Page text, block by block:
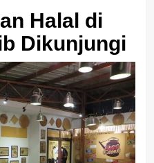
Halal di
Dikunjungi